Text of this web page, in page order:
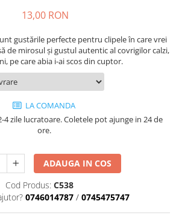
13,00 RON
gustările perfecte pentru clipele în care vrei
de mirosul și gustul autentic al covrigilor calzi,
pe care abia i-ai scos din cuptor.
LA COMANDA
4 zile lucratoare. Coletele pot ajunge in 24 de
ore.
ADAUGA IN COS
Cod Produs: C538
0746014787 / 0745475747